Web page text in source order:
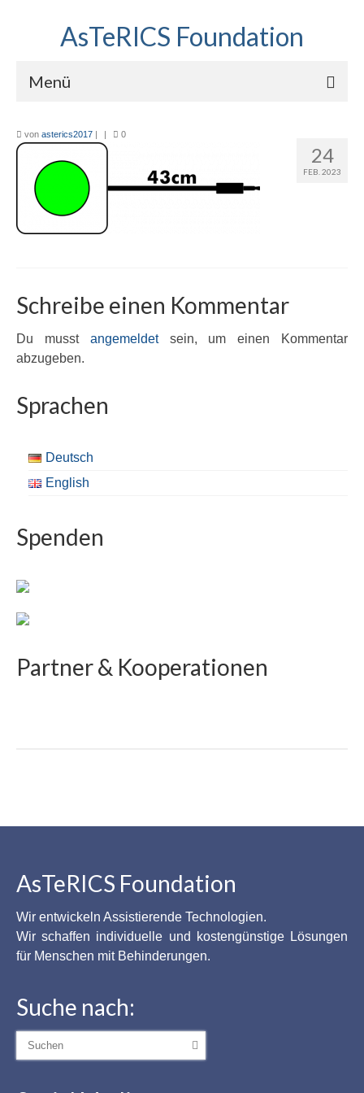
AsTeRICS Foundation
Menü
Workshops
Über uns
24
FEB. 2023
von asterics2017 | | 0
Schreibe einen Kommentar
Du musst angemeldetsein, um einen Kommentar
abzugeben.
Sprachen
Deutsch
English
Spenden
Partner & Kooperationen
AsTeRICS Foundation
Wir entwickeln Assistierende Technologien.
Wir schaffen individuelle und kostengünstige Lösungen
für Menschen mit Behinderungen.
Suche nach:
Suche